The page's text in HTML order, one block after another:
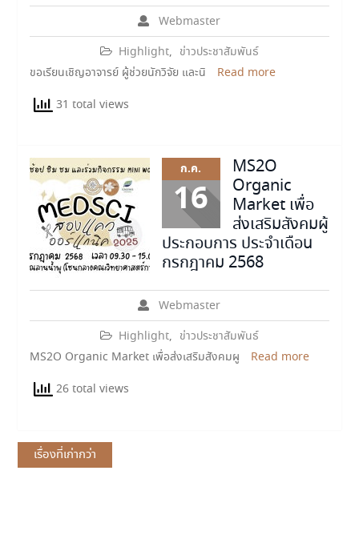
Webmaster
Highlight, ข่าวประชาสัมพันธ์
ขอเรียนเชิญอาจารย์ ผู้ช่วยนักวิจัย และนิ
Read more
31 total views
ก.ค.
16
MS2O
Organic
Market เพื่อ
ส่งเสริมสังคมผู้
ประกอบการ ประจำเดือน
กรกฎาคม 2568
Webmaster
Highlight, ข่าวประชาสัมพันธ์
MS2O Organic Market เพื่อส่งเสริมสังคมผู
Read more
26 total views
แนะแนว
เรื่อง
เรื่องที่เก่ากว่า